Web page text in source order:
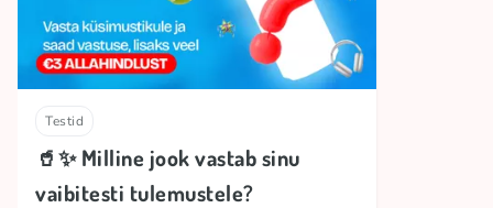
Testid
🥤✨ Milline jook vastab sinu
vaibitesti tulemustele?